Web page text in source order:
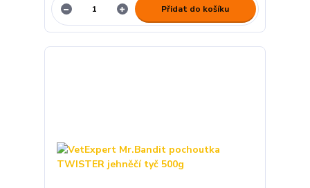
Přidat do košíku